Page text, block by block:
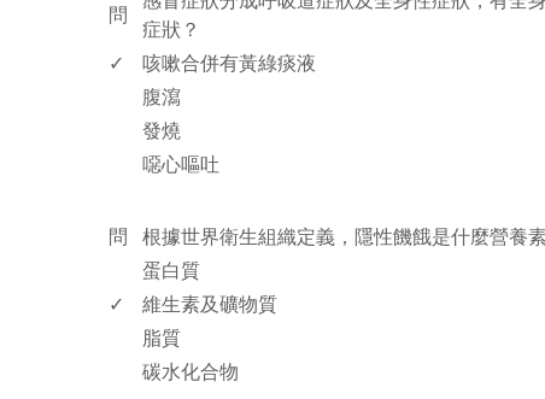
問
症狀？
✓
咳嗽合併有黃綠痰液
腹瀉
發燒
噁心嘔吐
問
根據世界衛生組織定義，隱性饑餓是什麼營養
蛋白質
✓
維生素及礦物質
脂質
碳水化合物